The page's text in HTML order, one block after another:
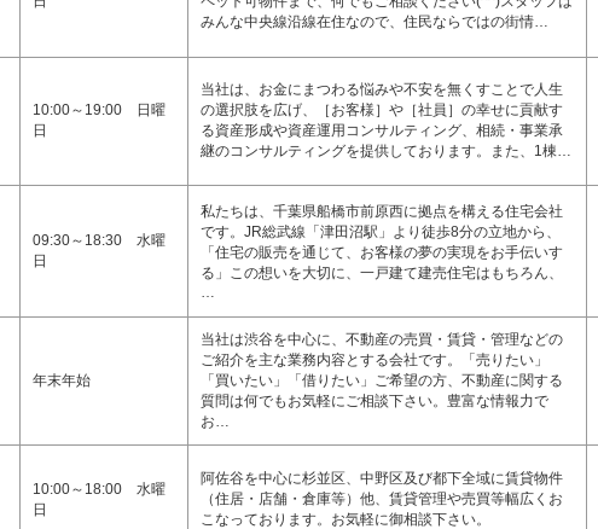
みんな中央線沿線在住なので、住民ならではの街情…
10:00～19:00 日曜
日
当社は、お金にまつわる悩みや不安を無くすことで人生
の選択肢を広げ、［お客様］や［社員］の幸せに貢献す
る資産形成や資産運用コンサルティング、相続・事業承
継のコンサルティングを提供しております。また、1棟…
09:30～18:30 水曜
日
私たちは、千葉県船橋市前原西に拠点を構える住宅会社
です。JR総武線「津田沼駅」より徒歩8分の立地から、
「住宅の販売を通じて、お客様の夢の実現をお手伝いす
る」この想いを大切に、一戸建て建売住宅はもちろん、
…
年末年始
当社は渋谷を中心に、不動産の売買・賃貸・管理などの
ご紹介を主な業務内容とする会社です。「売りたい」
「買いたい」「借りたい」ご希望の方、不動産に関する
質問は何でもお気軽にご相談下さい。豊富な情報力で
お…
10:00～18:00 水曜
日
阿佐谷を中心に杉並区、中野区及び都下全域に賃貸物件
（住居・店舗・倉庫等）他、賃貸管理や売買等幅広くお
こなっております。お気軽に御相談下さい。